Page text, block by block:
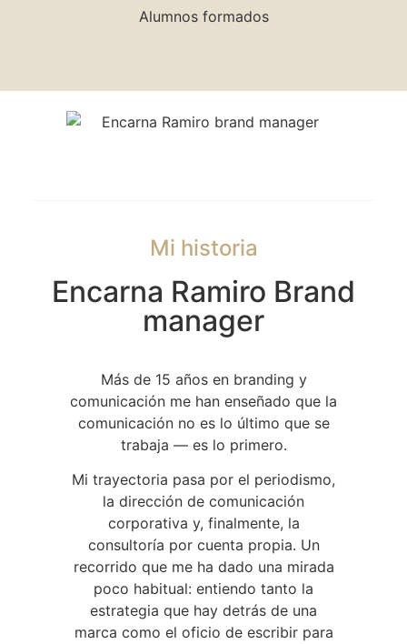
Alumnos formados
Mi historia
Encarna Ramiro Brand
manager
Más de 15 años en branding y
comunicación me han enseñado que la
comunicación no es lo último que se
trabaja — es lo primero.
Mi trayectoria pasa por el periodismo,
la dirección de comunicación
corporativa y, finalmente, la
consultoría por cuenta propia. Un
recorrido que me ha dado una mirada
poco habitual: entiendo tanto la
estrategia que hay detrás de una
marca como el oficio de escribir para